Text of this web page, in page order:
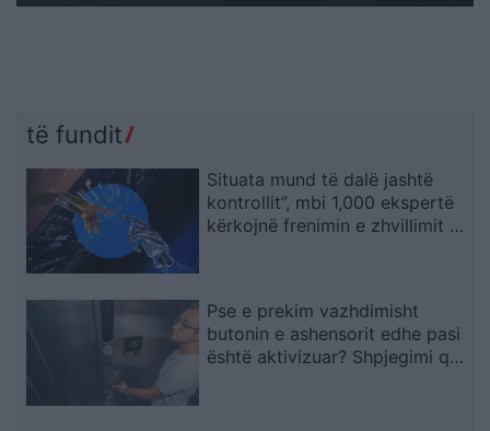
të fundit
Situata mund të dalë jashtë
kontrollit”, mbi 1,000 ekspertë
kërkojnë frenimin e zhvillimit të
Pse e prekim vazhdimisht
butonin e ashensorit edhe pasi
është aktivizuar? Shpjegimi që